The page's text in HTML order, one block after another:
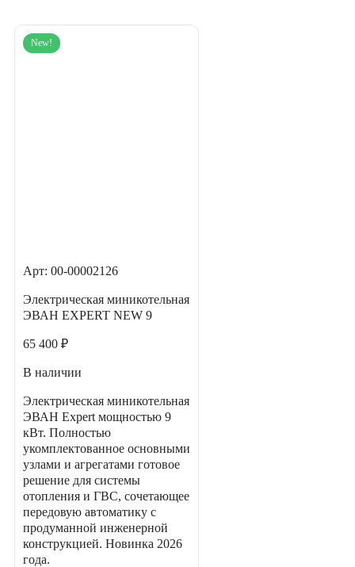
New!
Арт: 00-00002126
Электрическая миникотельная
ЭВАН EXPERT NEW 9
65 400 ₽
В наличии
Электрическая миникотельная
ЭВАН Expert мощностью 9
кВт. Полностью
укомплектованное основными
узлами и агрегатами готовое
решение для системы
отопления и ГВС, сочетающее
передовую автоматику с
продуманной инженерной
конструкцией. Новинка 2026
года.